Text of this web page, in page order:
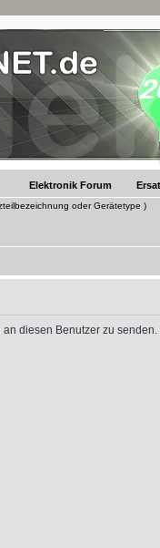
Elektronik Forum
oder Gerätetype )
diesen Benutzer zu senden.